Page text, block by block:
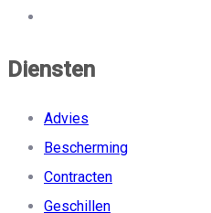
Diensten
Advies
Bescherming
Contracten
Geschillen